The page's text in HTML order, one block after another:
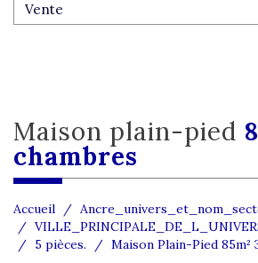
Vente
maison plain-pied
chambres
Accueil
5 pièces.
Maison Plain-Pied 85m²